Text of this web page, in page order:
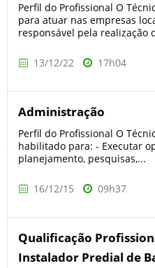
Perfil do Profissional O
para atuar nas empresas
responsável pela realização
13/12/22 17h04
Administração
Perfil do Profissional O
habilitado para: - Executar
planejamento, pesquisas,...
16/12/15 09h37
Qualificação
Instalador Predial de